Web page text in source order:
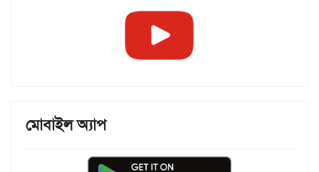
মোবাইল অ্যাপ